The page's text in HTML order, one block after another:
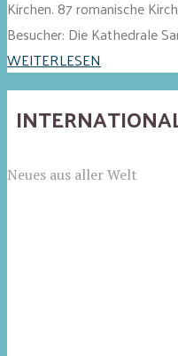
Kirchen. 87 romanische
Besucher: Die Kathedrale
WEITERLESEN
Neues aus aller Welt